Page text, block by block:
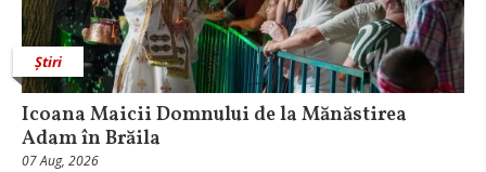
Știri
Icoana Maicii Domnului de la Mănăstirea
Adam în Brăila
07 Aug, 2026